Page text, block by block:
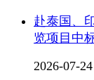
赴泰国、
览项目中
2026-07-24